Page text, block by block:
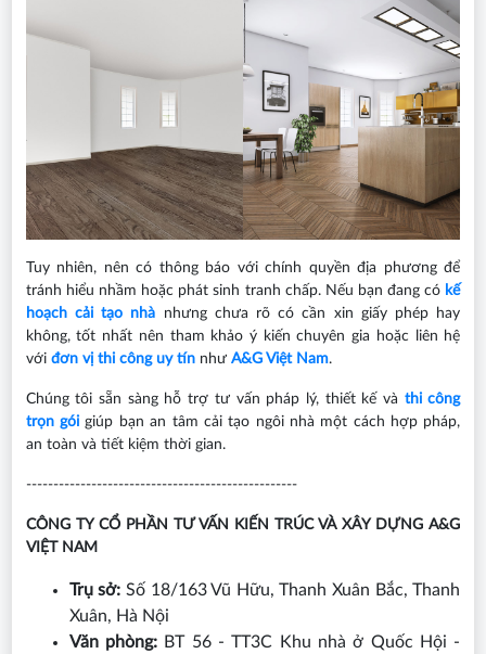
Tuy nhiên, nên có thông báo với chính quyền địa phương để
tránh hiểu nhầm hoặc phát sinh tranh chấp. Nếu bạn đang có kế
hoạch cải tạo nhà
nhưng chưa rõ có cần xin giấy phép hay
không, tốt nhất nên tham khảo ý kiến chuyên gia hoặc liên hệ
với đơn vị thi công uy tínnhư A&G Việt Nam.
Chúng tôi sẵn sàng hỗ trợ tư vấn pháp lý, thiết kế và thi công
trọn gói giúp bạn an tâm cải tạo ngôi nhà một cách hợp pháp,
an toàn và tiết kiệm thời gian.
--------------------------------------------------
CÔNG TY CỔ PHẦN TƯ VẤN KIẾN TRÚC VÀ XÂY DỰNG A&G
VIỆT NAM
Trụ sở: Số 18/163 Vũ Hữu, Thanh Xuân Bắc, Thanh
Xuân, Hà Nội
Văn phòng: BT 56 - TT3C Khu nhà ở Quốc Hội -